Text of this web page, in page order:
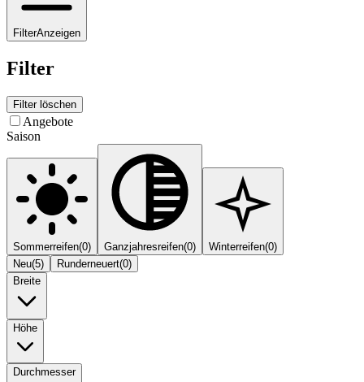
FilterAnzeigen
Filter
Filter löschen
Angebote
Saison
Sommerreifen(0) Ganzjahresreifen(0) Winterreifen(0)
Neu(5) Runderneuert(0)
Breite
Höhe
Durchmesser